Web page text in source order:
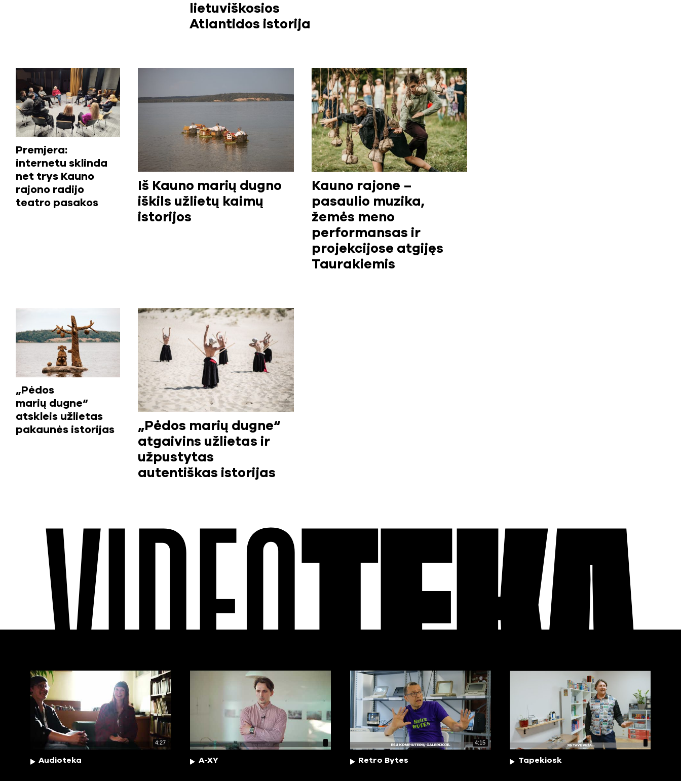
lietuviškosios
Atlantidos istorija
Premjera:
internetu sklinda
net trys Kauno
rajono radijo
teatro pasakos
Iš Kauno marių dugno
iškils užlietų kaimų
istorijos
Kauno rajone –
pasaulio muzika,
žemės meno
performansas ir
projekcijose atgijęs
Taurakiemis
„Pėdos
marių dugne“
atskleis užlietas
pakaunės istorijas
„Pėdos marių dugne“
atgaivins užlietas ir
užpustytas
autentiškas istorijas
VIDEOTEKA
4:27
Audioteka A-XY
4:15
Retro Bytes Tapekiosk